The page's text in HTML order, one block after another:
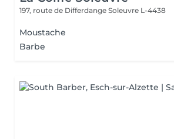
197, route de Differdange Soleuvre L-4438
Moustache
Barbe